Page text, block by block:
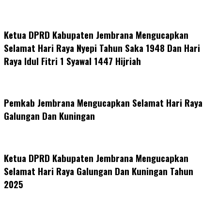
Ketua DPRD Kabupaten Jembrana Mengucapkan
Selamat Hari Raya Nyepi Tahun Saka 1948 Dan Hari
Raya Idul Fitri 1 Syawal 1447 Hijriah
Pemkab Jembrana Mengucapkan Selamat Hari Raya
Galungan Dan Kuningan
Ketua DPRD Kabupaten Jembrana Mengucapkan
Selamat Hari Raya Galungan Dan Kuningan Tahun
2025